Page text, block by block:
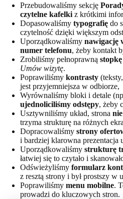
Przebudowaliśmy sekcję
czytelne kafelki z krótkimi
Dopasowaliśmy typografię do
czytelność dzięki większym
Uporządkowaliśmy nawigację
numer telefonu, żeby kontakt
Zrobiliśmy pełnoprawną stopkę
Umów wizytę.
Poprawiliśmy kontrasty
jest przyjemniejsza w odbiorze,
Wyrównaliśmy bloki i detale
ujednoliciliśmy odstępy, żeby
Usztywniliśmy układ, strona
trzyma strukturę na różnych
Dopracowaliśmy strony
i bardziej klarowna prezentacja
Uporządkowaliśmy strukturę
łatwiej się to czytało i
Odświeżyliśmy formularz
z resztą strony i był prostszy w
Poprawiliśmy menu mobilne.
prowadzi do kluczowych stron.